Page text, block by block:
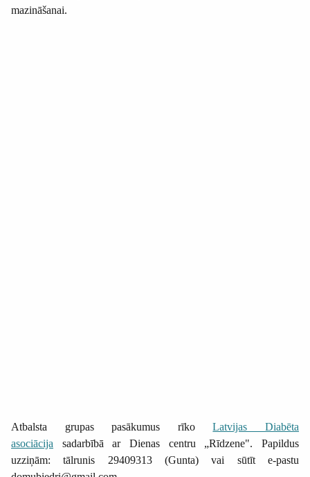
mazināšanai.
Atbalsta grupas pasākumus rīkoLatvijas Diabēta
asociācija sadarbībā ar Dienas centru „Rīdzene". Papildus
uzziņām: tālrunis 29409313 (Gunta) vai sūtīt e-pastu